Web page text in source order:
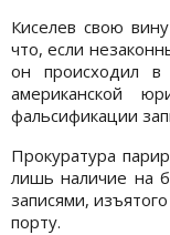
Киселев свою
что, если
он происходил
американской
фальсификации
Прокуратура
лишь наличие на
записями,
порту.